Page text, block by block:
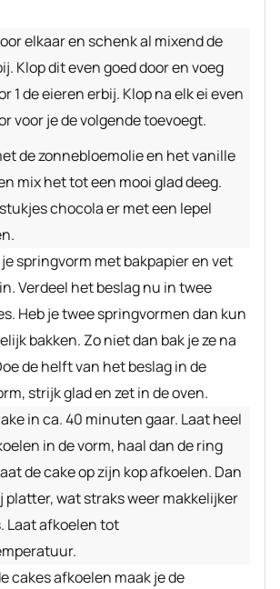
elkaar en schenk al mixend de
Klop dit even goed door en voeg
1 de eieren erbij. Klop na elk ei even
voor je de volgende toevoegt.
de zonnebloemolie en het vanille
mix het tot een mooi glad deeg.
chocola er met een lepel
springvorm met bakpapier en vet
Verdeel het beslag nu in twee
Heb je twee springvormen dan kun
bakken. Zo niet dan bak je ze na
de helft van het beslag in de
strijk glad en zet in de oven.
in ca. 40 minuten gaar. Laat heel
in de vorm, haal dan de ring
de cake op zijn kop afkoelen. Dan
platter, wat straks weer makkelijker
Laat afkoelen tot
cakes afkoelen maak je de